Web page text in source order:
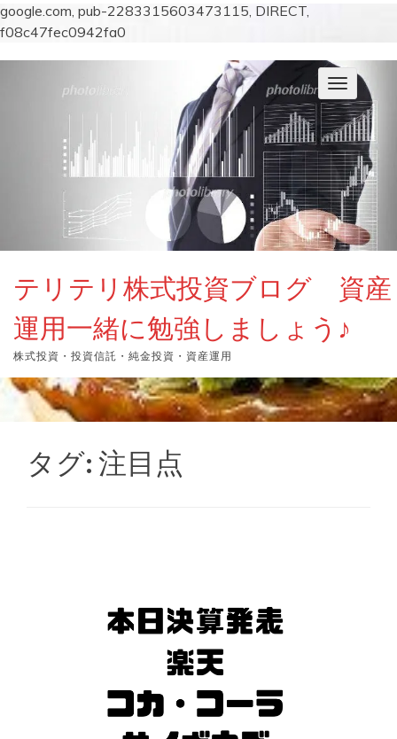
google.com, pub-2283315603473115, DIRECT,
f08c47fec0942fa0
ナ
ビ
ゲ
ー
シ
ョ
ン
を
切
り
替
テリテリ株式投資ブログ 資産
運用一緒に勉強しましょう♪
株式投資・投資信託・純金投資・資産運用
タグ: 注目点